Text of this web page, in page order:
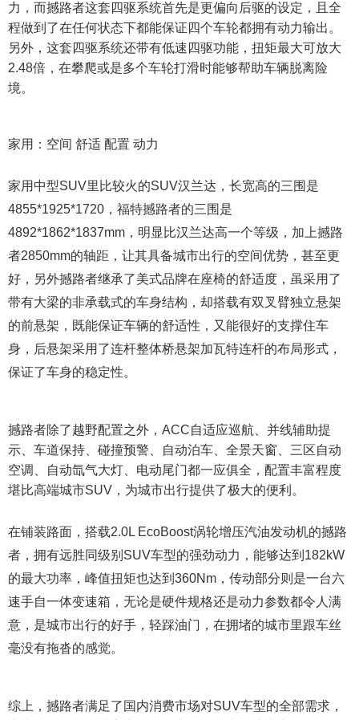
力，而撼路者这套四驱系统首先是更偏向后驱的设定，且全
程做到了在任何状态下都能保证四个车轮都拥有动力输出。
另外，这套四驱系统还带有低速四驱功能，扭矩最大可放大
2.48倍，在攀爬或是多个车轮打滑时能够帮助车辆脱离险
境。
家用：空间 舒适 配置 动力
家用中型SUV里比较火的SUV汉兰达，长宽高的三围是
4855*1925*1720，福特撼路者的三围是
4892*1862*1837mm，明显比汉兰达高一个等级，加上撼路
者2850mm的轴距，让其具备城市出行的空间优势，甚至更
好，另外撼路者继承了美式品牌在座椅的舒适度，虽采用了
带有大梁的非承载式的车身结构，却搭载有双叉臂独立悬架
的前悬架，既能保证车辆的舒适性，又能很好的支撑住车
身，后悬架采用了连杆整体桥悬架加瓦特连杆的布局形式，
保证了车身的稳定性。
撼路者除了越野配置之外，ACC自适应巡航、并线辅助提
示、车道保持、碰撞预警、自动泊车、全景天窗、三区自动
空调、自动氙气大灯、电动尾门都一应俱全，配置丰富程度
堪比高端城市SUV，为城市出行提供了极大的便利。
在铺装路面，搭载2.0L EcoBoost涡轮增压汽油发动机的撼路
者，拥有远胜同级别SUV车型的强劲动力，能够达到182kW
的最大功率，峰值扭矩也达到360Nm，传动部分则是一台六
速手自一体变速箱，无论是硬件规格还是动力参数都令人满
意，是城市出行的好手，轻踩油门，在拥堵的城市里跟车丝
毫没有拖沓的感觉。
综上，撼路者满足了国内消费市场对SUV车型的全部需求，